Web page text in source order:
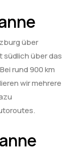
über
südlich über das
rund 900 km
wir mehrere